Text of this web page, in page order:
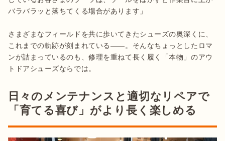
バラバラッと落ちてくる場合があります」
さまざまなフィールドを共に歩いてきたシューズの奥深くに、
これまでの軌跡が刻まれている——。そんなちょっとしたロマ
ンが詰まっているのも、修理を重ねて長く履く「本物」のアウ
トドアシューズならでは。
日々のメンテナンスと適切なリペアで
「育てる喜び」がより長く楽しめる